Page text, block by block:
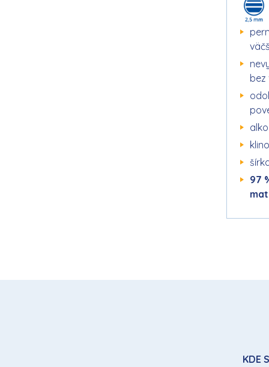
bez
97
KDE